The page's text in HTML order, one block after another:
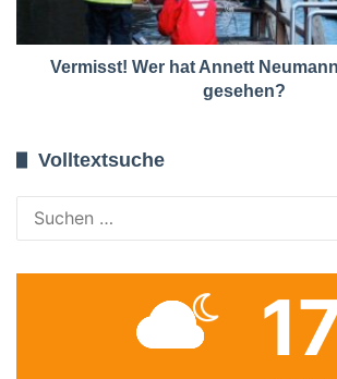
Vermisst! Wer hat Annett
gesehen?
Volltextsuche